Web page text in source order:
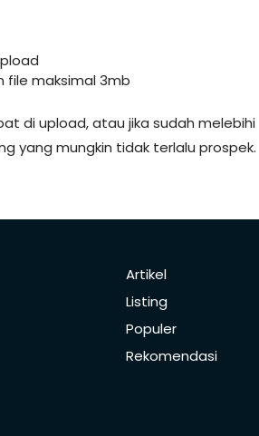
file maksimal 3mb
di upload, atau jika sudah melebihi
yang mungkin tidak terlalu prospek.
Artikel
Listing
Populer
Rekomendasi